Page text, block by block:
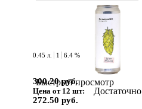
Быстрый просмотр
0.45 л. 1 6.4 %
300.20 руб.
Цена от 12 шт:
272.50 руб.
Достаточно